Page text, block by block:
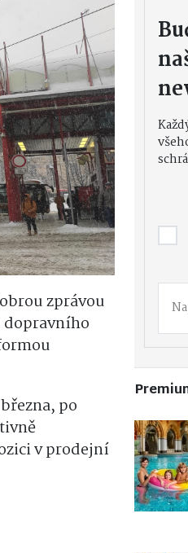
zprávou
dopravního
po
v prodejní